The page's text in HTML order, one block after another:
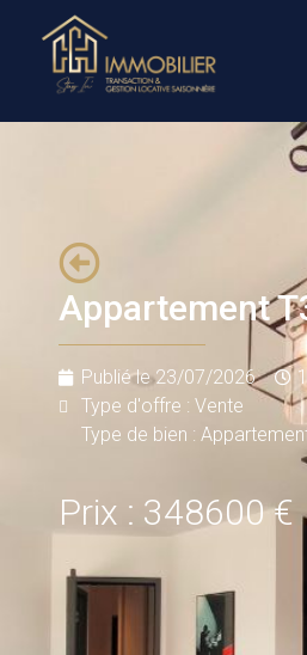
Appartement
Publié le 23/07/2026
Type d'offre : Vente
Type de bien :
Prix : 348600 €